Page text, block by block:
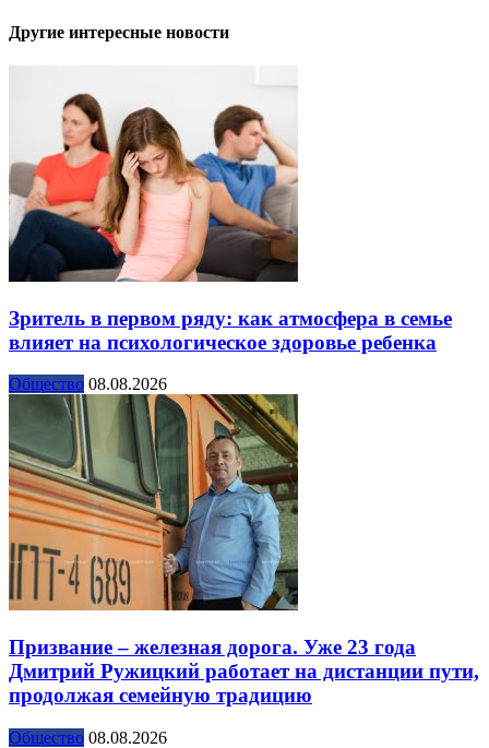
Другие интересные новости
Зритель в первом ряду: как атмосфера в семье
влияет на психологическое здоровье ребенка
Общество 08.08.2026
Призвание – железная дорога. Уже 23 года
Дмитрий Ружицкий работает на дистанции пути,
продолжая семейную традицию
Общество 08.08.2026